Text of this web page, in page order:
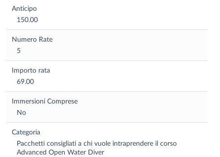
Anticipo
150.00
Numero Rate
5
Importo rata
69.00
Immersioni Comprese
No
Categoria
Pacchetti consigliati a chi vuole intraprendere il corso
Advanced Open Water Diver